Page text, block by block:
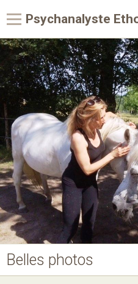
Page d'accueil
Belles photos